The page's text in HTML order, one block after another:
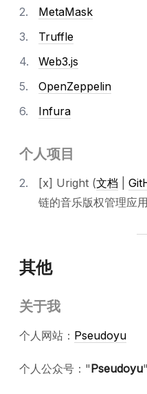
MetaMask
Truffle
Web3.js
OpenZeppelin
Infura
个人项目
[x] Uright (文档
链的音乐版权管理应
其他
关于我
个人网站： Pseudoyu
个人公众号："Pseudoyu"